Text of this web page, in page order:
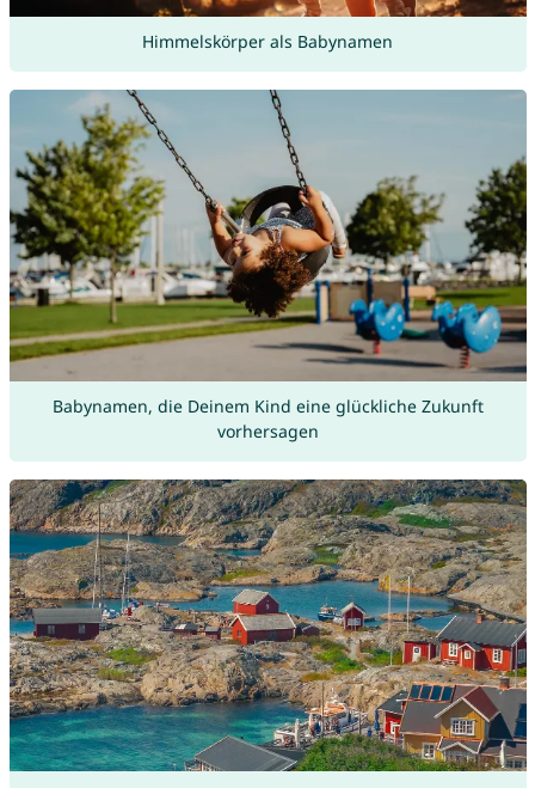
Himmelskörper als Babynamen
Babynamen, die Deinem Kind eine glückliche Zukunft
vorhersagen